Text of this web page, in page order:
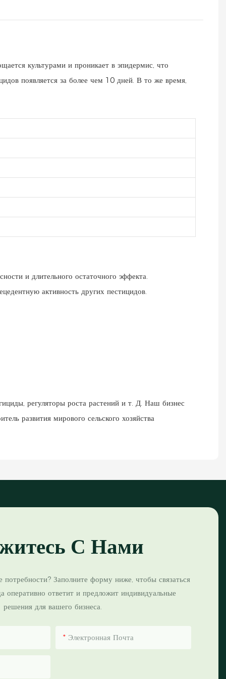
культурами и проникает в эпидермис, что
появляется за более чем 10 дней. В то же время,
и длительного остаточного эффекта.
активность других пестицидов.
регуляторы роста растений и т. Д. Наш бизнес
развития мирового сельского хозяйства
С Нами
Заполните форму ниже, чтобы связаться
оперативно ответит и предложит индивидуальные
решения для вашего бизнеса.
Электронная Почта